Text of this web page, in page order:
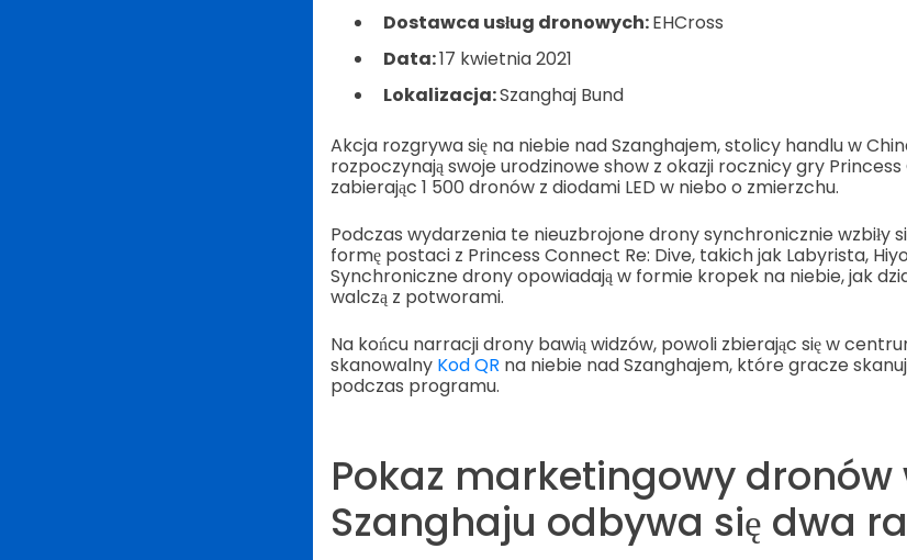
Dostawca usług dronowych:EHCross
Data:17 kwietnia 2021
Lokalizacja:Szanghaj Bund
Akcja rozgrywa się na niebie nad Szanghajem, stolicy handlu w
rozpoczynają swoje urodzinowe show z okazji rocznicy gry Princess
zabierając 1 500 dronów z diodami LED w niebo o zmierzchu.
Podczas wydarzenia te nieuzbrojone drony synchronicznie wzbiły
formę postaci z Princess Connect Re: Dive, takich jak Labyrista,
Synchroniczne drony opowiadają w formie kropek na niebie, jak
walczą z potworami.
Na końcu narracji drony bawią widzów, powoli zbierając się w
skanowalny Kod QR na niebie nad Szanghajem, które gracze
podczas programu.
Pokaz marketingowy dronów
Szanghaju odbywa się dwa